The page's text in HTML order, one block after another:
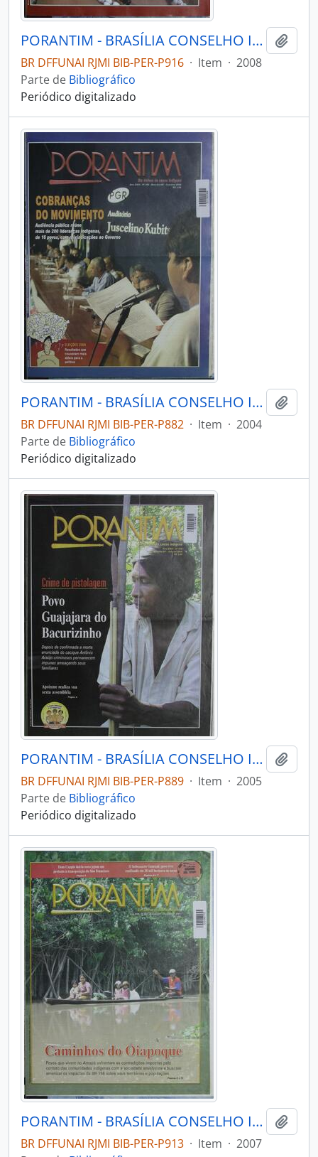
PORANTIM - BRASÍLIA CONSELHO INDIGENISTA MISSIONÁRIO - 2008 - Nº304
BR DFFUNAI RJMI BIB-PER-P916 · Item · 2008
Parte de Bibliográfico
Periódico digitalizado
PORANTIM - BRASÍLIA CONSELHO INDIGENISTA MISSIONÁRIO - 2004 - Nº269
BR DFFUNAI RJMI BIB-PER-P882 · Item · 2004
Parte de Bibliográfico
Periódico digitalizado
PORANTIM - BRASÍLIA CONSELHO INDIGENISTA MISSIONÁRIO - 2005 - Nº276
BR DFFUNAI RJMI BIB-PER-P889 · Item · 2005
Parte de Bibliográfico
Periódico digitalizado
PORANTIM - BRASÍLIA CONSELHO INDIGENISTA MISSIONÁRIO - 2007 - Nº301
BR DFFUNAI RJMI BIB-PER-P913 · Item · 2007